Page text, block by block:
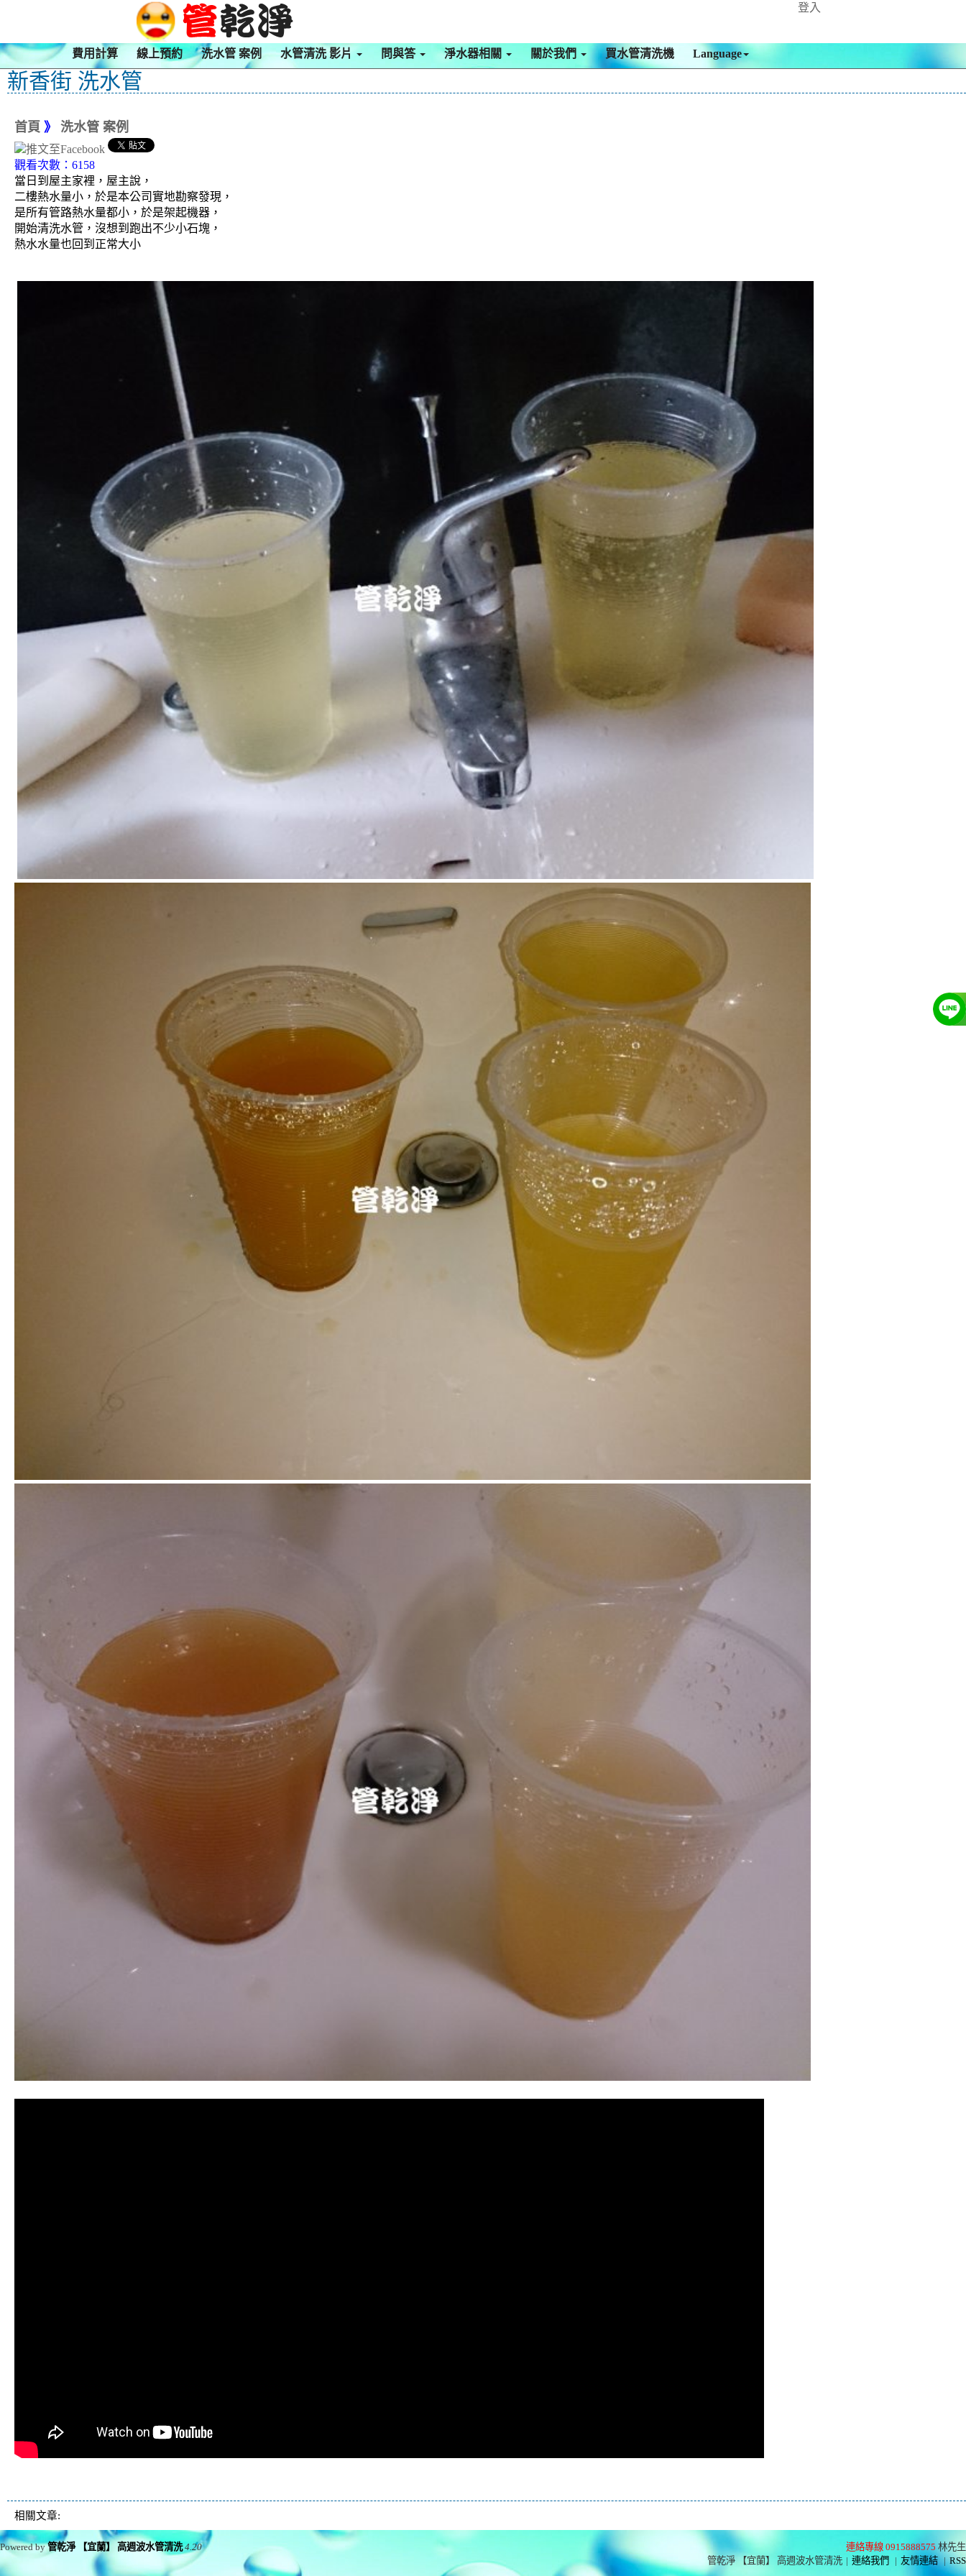
登入
費用計算 線上預約 洗水管 案例 水管清洗 影片 問與答 淨水器相關 關於我們 買水管清洗機 Language
新香街 洗水管
首頁 》 洗水管 案例
觀看次數：6158
當日到屋主家裡，屋主說，
二樓熱水量小，於是本公司實地勘察發現，
是所有管路熱水量都小，於是架起機器，
開始清洗水管，沒想到跑出不少小石塊，
熱水水量也回到正常大小
相關文章:
連絡專線 0915888575 林先生
管乾淨 【宜蘭】 高週波水管清洗 | 連絡我們 | 友情連結 | RSS
Powered by管乾淨 【宜蘭】 高週波水管清洗 4.20